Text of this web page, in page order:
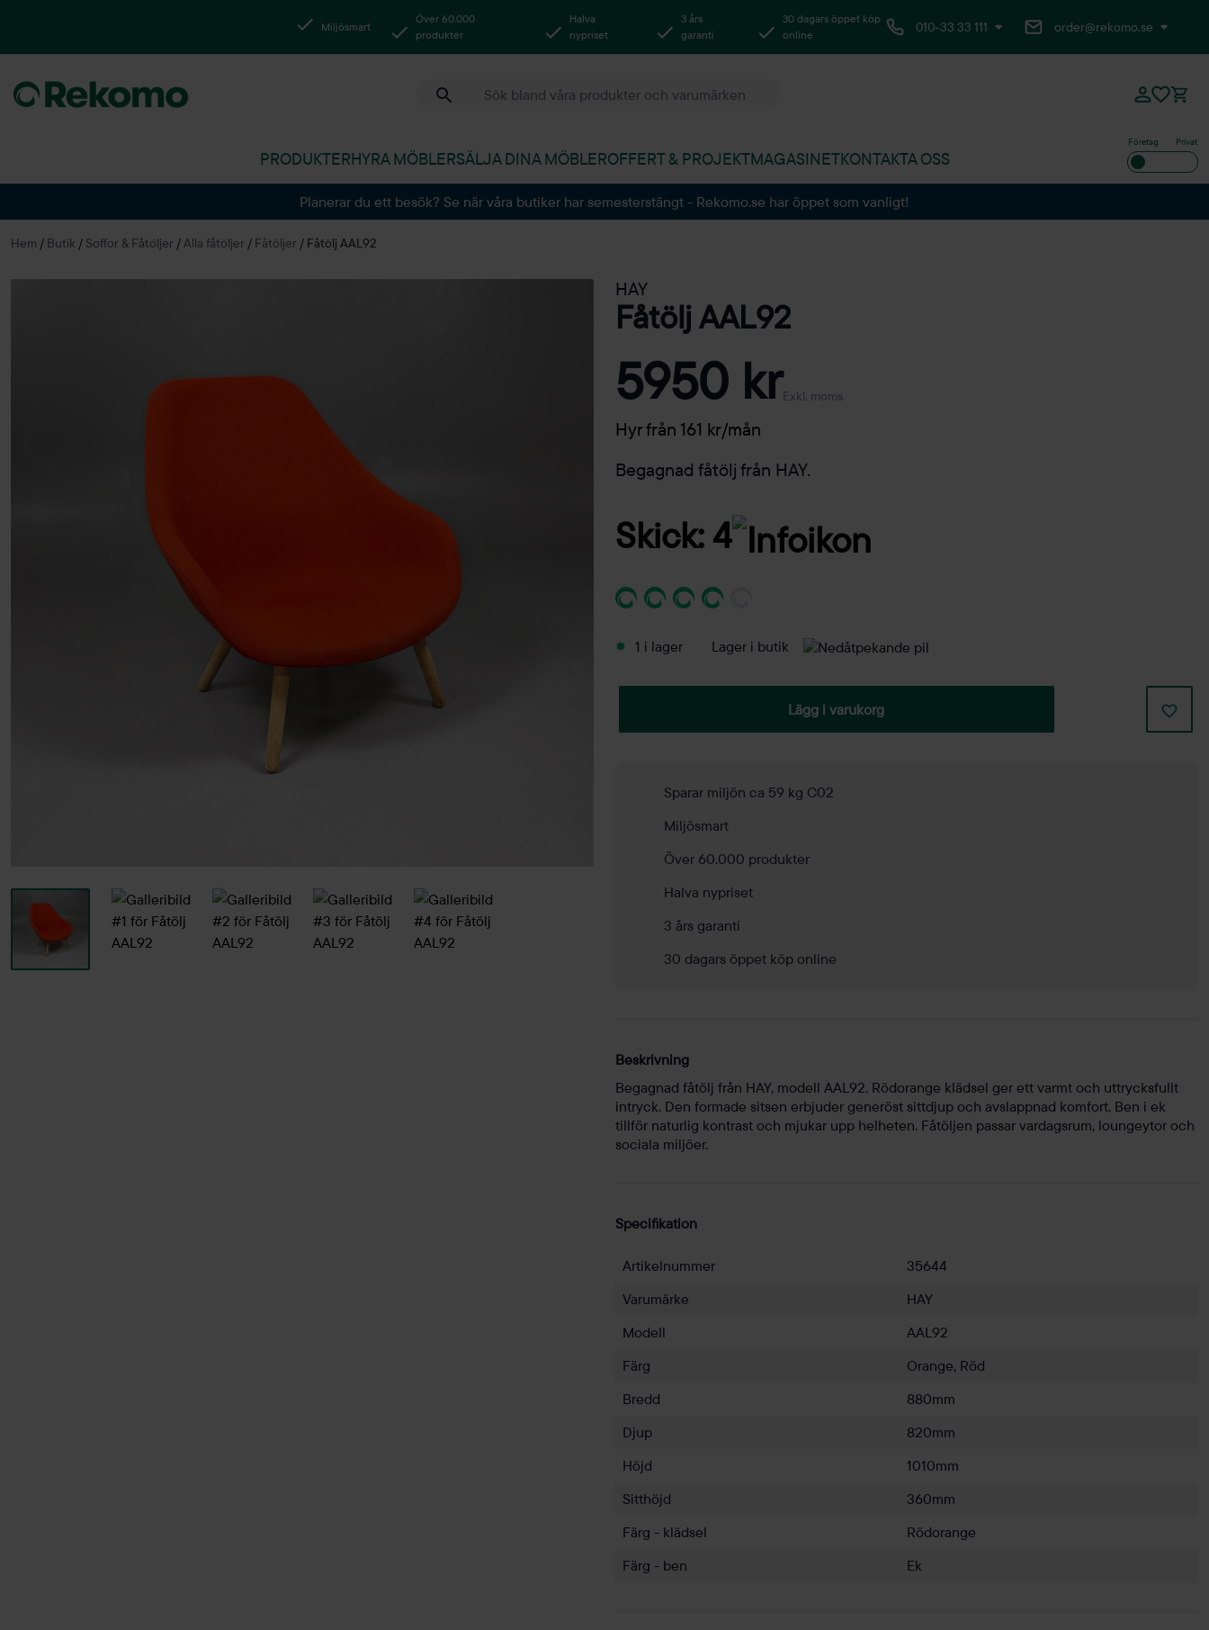
Miljösmart
Över 60.000
produkter
Halva
nypriset
3 års
garanti
30 dagars öppet köp
online
010-33 33 111 order@rekomo.se
PRODUKTERHYRA MÖBLERSÄLJA DINA MÖBLEROFFERT & PROJEKTMAGASINETKONTAKTA OSS
Företag Privat
Planerar du ett besök? Se när våra butiker har semesterstängt - Rekomo.se har öppet som vanligt!
Hem / Butik / Soffor & Fåtöljer /Alla fåtöljer / Fåtöljer / Fåtölj AAL92
HAY
Fåtölj AAL92
5950 krExkl. moms
Hyr från 161 kr/mån
Begagnad fåtölj från HAY.
Skick: 4
1 i lager Lager i butik
Lägg i varukorg
Sparar miljön ca 59 kg C02
Miljösmart
Över 60.000 produkter
Halva nypriset
3 års garanti
30 dagars öppet köp online
Beskrivning
Begagnad fåtölj från HAY, modell AAL92. Rödorange klädsel ger ett varmt och uttrycksfullt
intryck. Den formade sitsen erbjuder generöst sittdjup och avslappnad komfort. Ben i ek
tillför naturlig kontrast och mjukar upp helheten. Fåtöljen passar vardagsrum, loungeytor och
sociala miljöer.
Specifikation
Artikelnummer
35644
Varumärke
HAY
Modell
AAL92
Färg
Orange, Röd
Bredd
880mm
Djup
820mm
Höjd
1010mm
Sitthöjd
360mm
Färg - klädsel
Rödorange
Färg - ben
Ek